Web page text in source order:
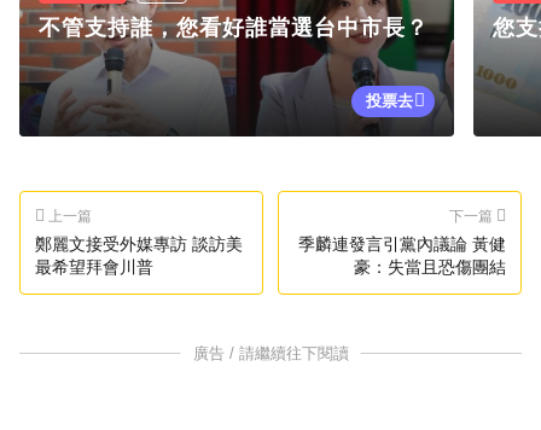
不管支持誰，您看好誰當選台中市長？
投票去
您
上一篇
鄭麗文接受外媒專訪 談訪美
最希望拜會川普
下一篇
季麟連發言引黨內議論 黃健
豪：失當且恐傷團結
廣告 / 請繼續往下閱讀